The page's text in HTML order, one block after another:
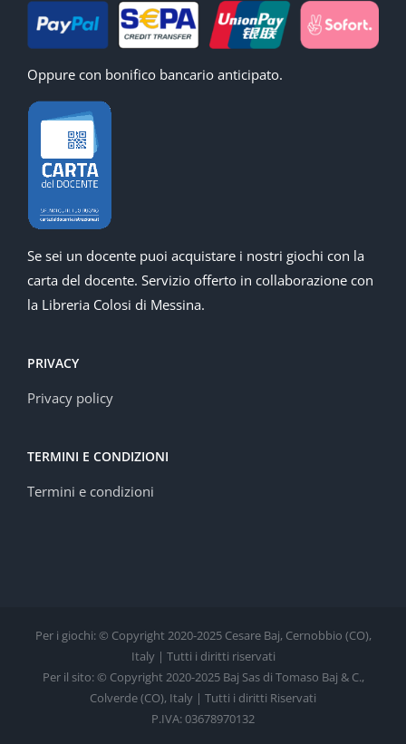
Oppure con bonifico bancario anticipato.
Se sei un docente puoi acquistare i nostri giochi con la
carta del docente. Servizio offerto in collaborazione con
la Libreria Colosi di Messina.
PRIVACY
Privacy policy
TERMINI E CONDIZIONI
Termini e condizioni
Per i giochi: © Copyright 2020-2025 Cesare Baj, Cernobbio (CO),
Italy | Tutti i diritti riservati
Per il sito: © Copyright 2020-2025 Baj Sas di Tomaso Baj & C.,
Colverde (CO), Italy | Tutti i diritti Riservati
P.IVA: 03678970132